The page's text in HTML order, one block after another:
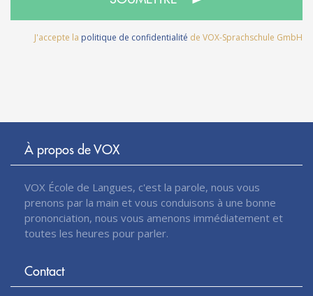
J'accepte la politique de confidentialité de VOX-Sprachschule GmbH
À propos de VOX
VOX École de Langues, c'est la parole, nous vous
prenons par la main et vous conduisons à une bonne
prononciation, nous vous amenons immédiatement et
toutes les heures pour parler.
Contact